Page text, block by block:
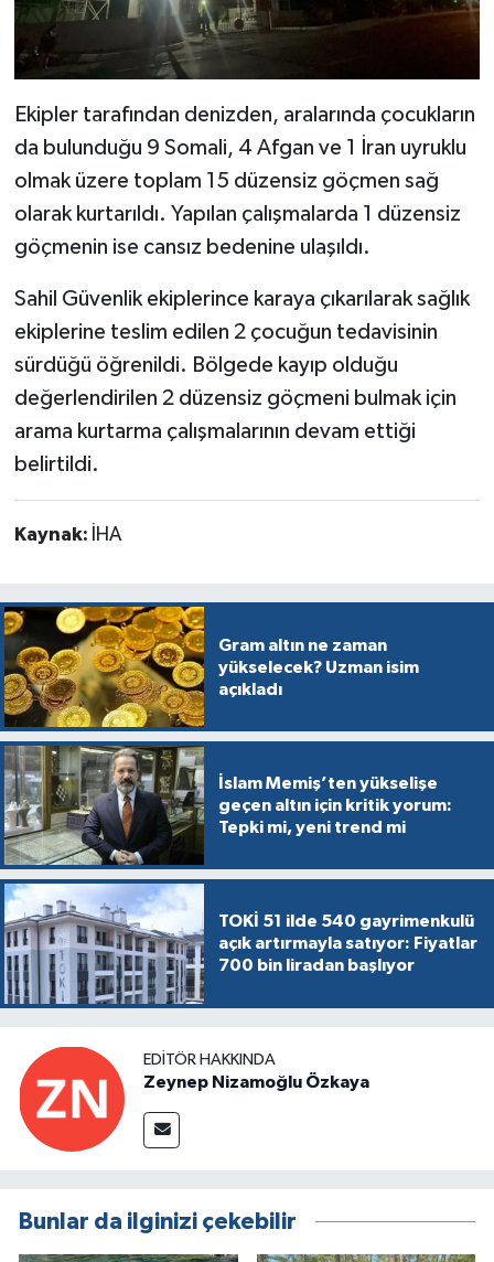
Ekipler tarafından denizden, aralarında çocukların
da bulunduğu 9 Somali, 4 Afgan ve 1 İran uyruklu
olmak üzere toplam 15 düzensiz göçmen sağ
olarak kurtarıldı. Yapılan çalışmalarda 1 düzensiz
göçmenin ise cansız bedenine ulaşıldı.
Sahil Güvenlik ekiplerince karaya çıkarılarak sağlık
ekiplerine teslim edilen 2 çocuğun tedavisinin
sürdüğü öğrenildi. Bölgede kayıp olduğu
değerlendirilen 2 düzensiz göçmeni bulmak için
arama kurtarma çalışmalarının devam ettiği
belirtildi.
Kaynak: İHA
Gram altın ne zaman
yükselecek? Uzman isim
açıkladı
İslam Memiş’ten yükselişe
geçen altın için kritik yorum:
Tepki mi, yeni trend mi
TOKİ 51 ilde 540 gayrimenkulü
açık artırmayla satıyor: Fiyatlar
700 bin liradan başlıyor
EDITÖR HAKKINDA
Zeynep Nizamoğlu Özkaya
Bunlar da ilginizi çekebilir